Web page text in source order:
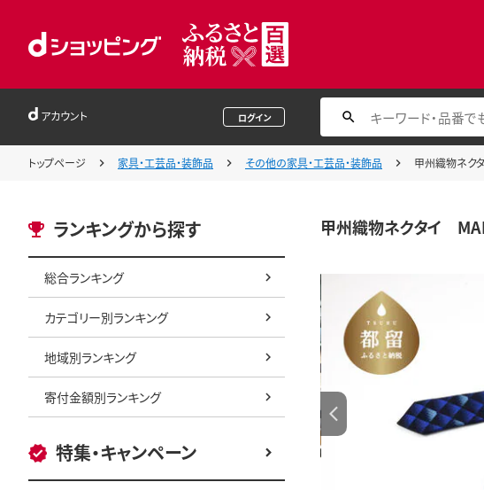
アカウント ログイン
トップページ 家具・工芸品・装飾品 その他の家具・工芸品・装飾品 甲州織物ネク
ランキングから探す
総合ランキング
カテゴリー別ランキング
地域別ランキング
寄付金額別ランキング
特集・キャンペーン
甲州織物ネクタイ